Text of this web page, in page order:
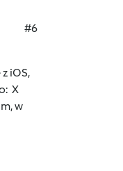
#6
iOS,
X
w